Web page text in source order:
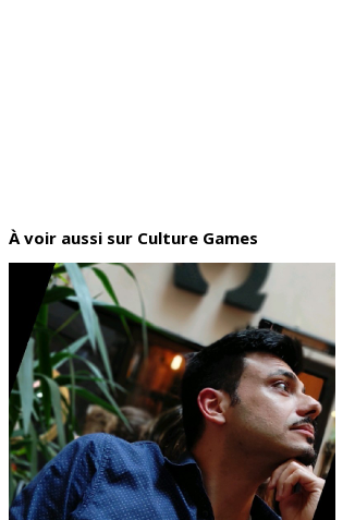
À voir aussi sur Culture Games